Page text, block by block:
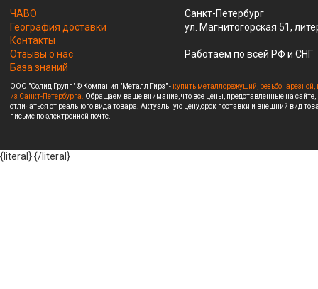
ЧАВО
География доставки
Контакты
Отзывы о нас
База знаний
Санкт-Петербург
ул. Магнитогорская 51,
Работаем по всей РФ и СНГ
ООО "Солид Групп" © Компания "Металл Гирз" - купить металлорежущий,
из Санкт-Петербурга. Обращаем ваше внимание, что все цены, представленные на
отличаться от реального вида товара. Актуальную цену,срок поставки и внешний вид
письме по электронной почте.
{literal}{/literal}